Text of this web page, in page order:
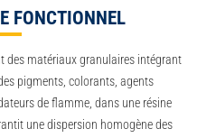
FONCTIONNEL
des matériaux granulaires intégrant
pigments, colorants, agents
de flamme, dans une résine
une dispersion homogène des